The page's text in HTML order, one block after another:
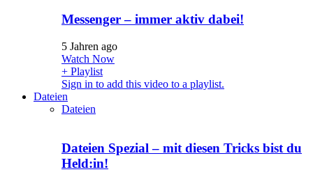
Messenger – immer aktiv dabei!
5 Jahren ago
Watch Now
+ Playlist
Sign in to add this video to a playlist.
Dateien
Dateien
Dateien Spezial – mit diesen Tricks bist du
Held:in!